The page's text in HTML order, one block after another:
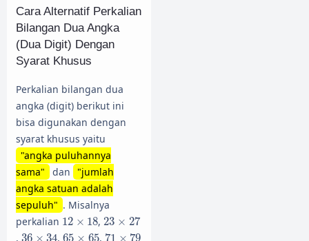
Cara Alternatif Perkalian
Bilangan Dua Angka
(Dua Digit) Dengan
Syarat Khusus
Perkalian bilangan dua
angka (digit) berikut ini
bisa digunakan dengan
syarat khusus yaitu
"angka puluhannya
sama"
dan
"jumlah
angka satuan adalah
sepuluh" . Misalnya
perkalian 12 × 18
12 ×18, 23 × 27
23 ×27
, 36 × 34
36 ×34,65 × 65
65 ×65, 71 × 79
71 ×79